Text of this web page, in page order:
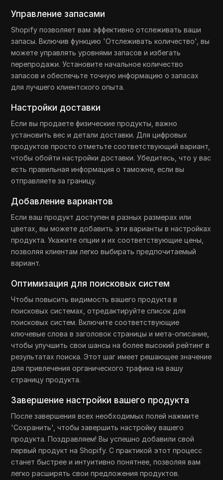
Управление запасами
Shopify позволяет вам эффективно отслеживать ваши
запасы. Включив функцию 'Отслеживать количество', вы
можете управлять уровнями запасов и избегать
перепродажи. Установите начальное количество
запасов и обеспечьте точную информацию о запасах
для лучшего клиентского опыта.
Настройки доставки
Если вы продаете физические продукты, важно
установить вес и детали доставки. Для цифровых
продуктов просто отметьте соответствующий вариант,
чтобы обойти настройки доставки. Убедитесь, что у вас
есть правильная информация о таможне, если вы
отправляете за границу.
Добавление вариантов
Если ваш продукт доступен в разных размерах или
цветах, вы можете добавить эти варианты в настройках
продукта. Укажите опции и их соответствующие цены,
позволяя клиентам легко выбирать предпочитаемый
вариант.
Оптимизация для поисковых систем
Чтобы повысить видимость вашего продукта в
поисковых системах, отредактируйте список для
поисковых систем. Включите соответствующие
ключевые слова в заголовок страницы и мета-описание,
чтобы улучшить свои шансы на более высокий рейтинг в
результатах поиска. Этот шаг имеет решающее значение
для привлечения органического трафика на вашу
страницу продукта.
Завершение настройки вашего продукта
После завершения всех необходимых полей нажмите
'Сохранить', чтобы завершить настройку вашего
продукта. Поздравляем! Вы успешно добавили свой
первый продукт на Shopify. С практикой этот процесс
станет быстрее и интуитивно понятнее, позволяя вам
легко расширять свои предложения продуктов.